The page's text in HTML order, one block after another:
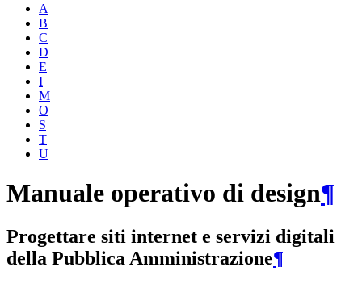
A
B
C
D
E
I
M
O
S
T
U
Manuale operativo di design¶
Progettare siti internet e servizi digitali
della Pubblica Amministrazione¶